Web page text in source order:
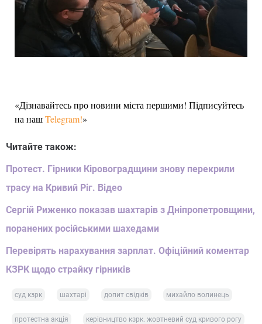
«Дізнавайтесь про новини міста першими! Підписуйтесь
на нашTelegram!»
Читайте також:
Протест. Гірники Кіровоградщини знову перекрили
трасу на Кривий Ріг. Відео
Сергій Риженко показав шахтарів з Дніпропетровщини,
поранених російськими шахедами
Перевірять нарахування зарплат. Офіційний коментар
КЗРК щодо страйку гірників
суд кзрк шахтарі допит свідків михайло волинець
протестна акція керівництво кзрк. жовтневий суд кривого рогу